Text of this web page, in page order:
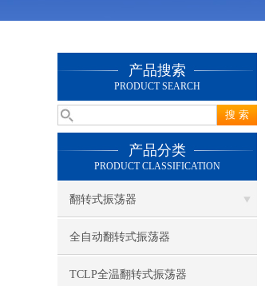
产品搜索
PRODUCT SEARCH
产品分类
PRODUCT CLASSIFICATION
翻转式振荡器
全自动翻转式振荡器
TCLP全温翻转式振荡器